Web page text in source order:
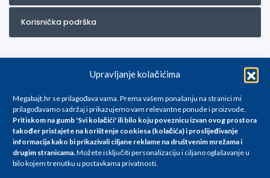
Upravljanje kolačićima
Megabajt.hr se prilagođava vama. Prema vašem ponašanju na stranici mi
prilagođavamo sadržaj i prikazujemo vam relevantne ponude i proizvode.
Pritiskom na gumb 'Svi kolačići' ili bilo koju poveznicu izvan ovog prostora
također pristajete na korištenje cookiesa (kolačića) i proslijeđivanje
informacija kako bi prikazivali ciljane reklame na društvenim mrežama i
drugim stranicama.Možete isključiti personalizaciju i ciljano oglašavanje u
bilo kojem trenutku u postavkama privatnosti.
Korisnička podrška
Za artikle kojih trenutno nema u ponudi obratite nam se na
info@megabajt.hr. Sve cijene su informativnog karaktera i podložne su
promjenama, a
iskazane su za avansno plaćanje(gotovina) u Eurima i uključuju PDV. Sve